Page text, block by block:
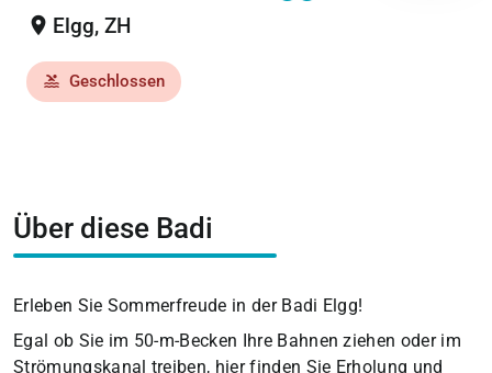
location_on Elgg, ZH
pool Geschlossen
Über diese Badi
Erleben Sie Sommerfreude in der Badi Elgg!
Egal ob Sie im 50-m-Becken Ihre Bahnen ziehen oder im
Strömungskanal treiben, hier finden Sie Erholung und